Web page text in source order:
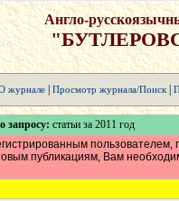
Англо-
журнале| Просмотр журнала/Поиск|
запросу: статьи за 2011 год
публикациям, Вам